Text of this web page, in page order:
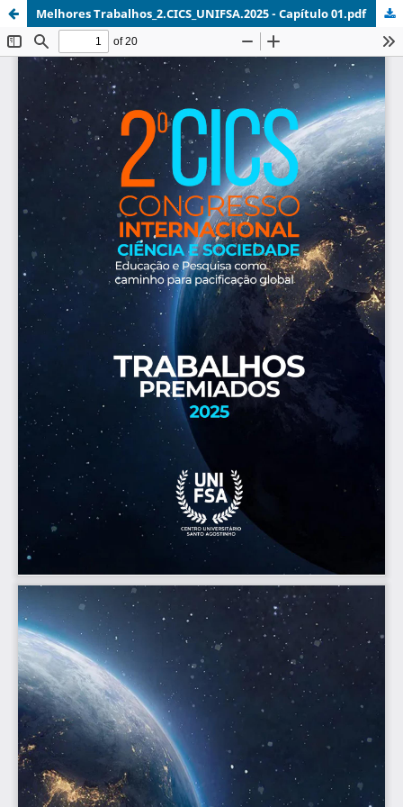
Melhores Trabalhos_2.CICS_UNIFSA.2025 - Capítulo 01.pdf